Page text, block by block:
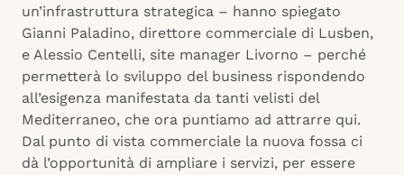
un’infrastruttura strategica – hanno spiegato
Gianni Paladino, direttore commerciale di Lusben,
e Alessio Centelli, site manager Livorno – perché
permetterà lo sviluppo del business rispondendo
all’esigenza manifestata da tanti velisti del
Mediterraneo, che ora puntiamo ad attrarre qui.
Dal punto di vista commerciale la nuova fossa ci
dà l’opportunità di ampliare i servizi, per essere